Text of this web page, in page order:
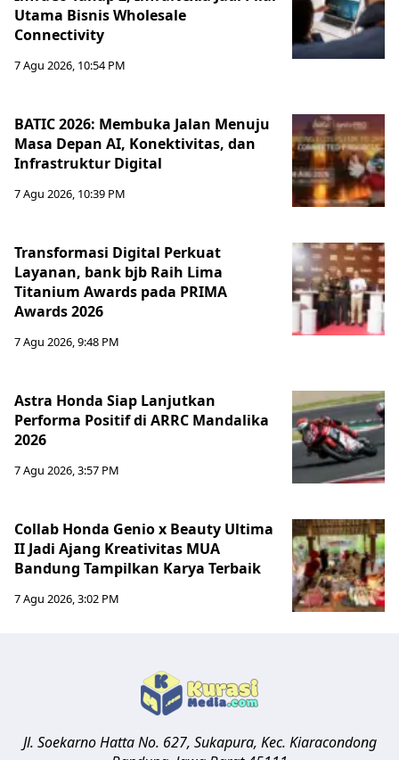
Utama Bisnis Wholesale
Connectivity
7 Agu 2026, 10:54 PM
BATIC 2026: Membuka Jalan Menuju
Masa Depan AI, Konektivitas, dan
Infrastruktur Digital
7 Agu 2026, 10:39 PM
Transformasi Digital Perkuat
Layanan, bank bjb Raih Lima
Titanium Awards pada PRIMA
Awards 2026
7 Agu 2026, 9:48 PM
Astra Honda Siap Lanjutkan
Performa Positif di ARRC Mandalika
2026
7 Agu 2026, 3:57 PM
Collab Honda Genio x Beauty Ultima
II Jadi Ajang Kreativitas MUA
Bandung Tampilkan Karya Terbaik
7 Agu 2026, 3:02 PM
Jl. Soekarno Hatta No. 627, Sukapura, Kec. Kiaracondong